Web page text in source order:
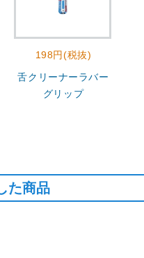
198円(税抜)
舌クリーナーラバー
グリップ
た商品